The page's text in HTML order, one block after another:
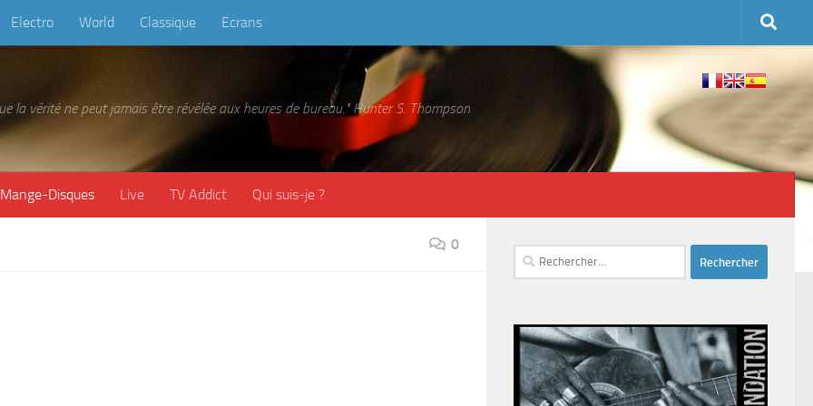
Electro World Classique Ecrans
la vérité ne peut jamais être révélée aux heures de bureau." Hunter S. Thompson
Mange-Disques Live TV Addict Qui suis-je ?
0
Rechercher :